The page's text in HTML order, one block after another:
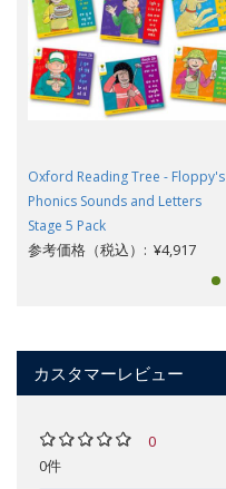
Oxford Reading Tree - Floppy's
Phonics Sounds and Letters
Stage 5 Pack
参考価格（税込）: ¥4,917
カスタマーレビュー
0
0件